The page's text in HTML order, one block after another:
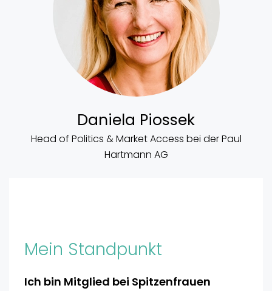
Daniela Piossek
Head of Politics & Market Access bei der Paul
Hartmann AG
Mein Standpunkt
Ich bin Mitglied bei Spitzenfrauen